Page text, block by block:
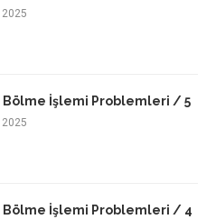
2025
Bölme İşlemi Problemleri / 5
2025
Bölme İşlemi Problemleri / 4